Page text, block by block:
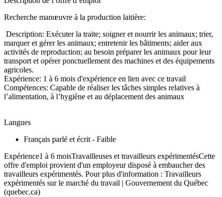
Recherche manœuvre à la production laitière:
Description: Exécuter la traite; soigner et nourrir les animaux; trier,
marquer et gérer les animaux; entretenir les bâtiments; aider aux
activités de reproduction; au besoin préparer les animaux pour leur
transport et opérer ponctuellement des machines et des équipements
agricoles.
Expérience: 1 à 6 mois d'expérience en lien avec ce travail
Compétences: Capable de réaliser les tâches simples relatives à
l’alimentation, à l’hygiène et au déplacement des animaux
Langues
Français parlé et écrit - Faible
Expérience1 à 6 moisTravailleuses et travailleurs expérimentésCette
offre d'emploi provient d'un employeur disposé à embaucher des
travailleurs expérimentés. Pour plus d'information : Travailleurs
expérimentés sur le marché du travail | Gouvernement du Québec
(quebec.ca)